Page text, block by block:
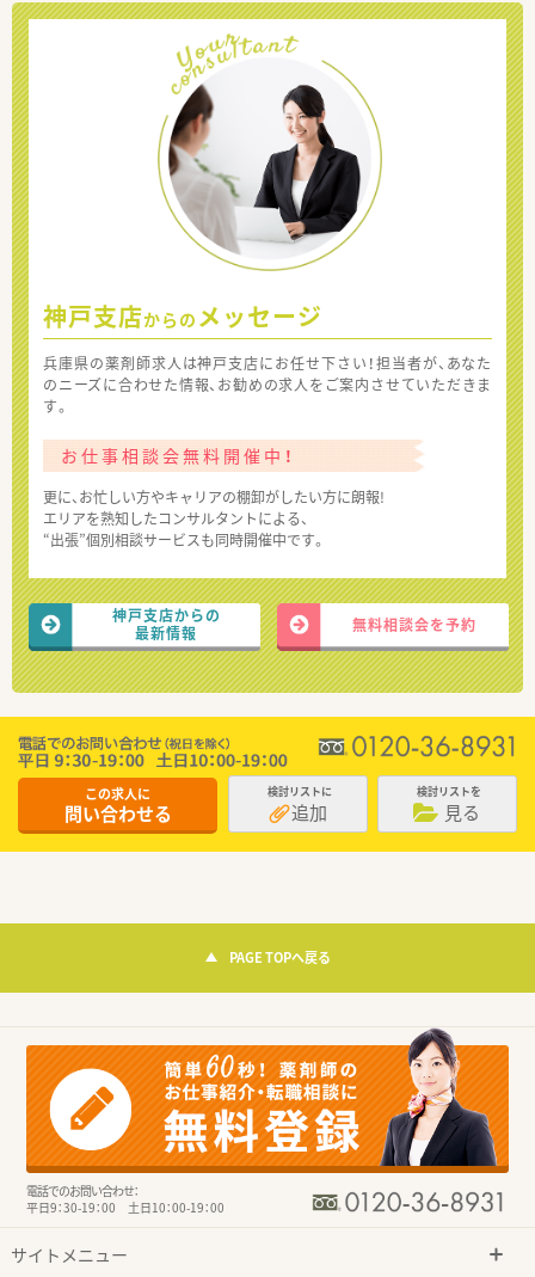
神戸支店からの メッセージ
兵庫県の薬剤師求人は神戸支店にお任せ下さい！担当者が、あなた
のニーズに合わせた情報、お勧めの求人をご案内させていただきま
す。
お仕事相談会無料開催中！
更に、お忙しい方やキャリアの棚卸がしたい方に朗報!
エリアを熟知したコンサルタントによる、
“出張”個別相談サービスも同時開催中です。
神戸支店からの
最新情報
無料相談会を予約
この求人に
問い合わせる
検討リストに
追加
検討リストを
見る
PAGE TOPへ戻る
電話でのお問い合わせ：
平日9：30-19：00 土日10：00-19：00
サイトメニュー